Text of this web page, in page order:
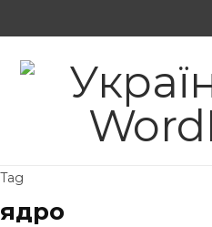
Tag
ядро